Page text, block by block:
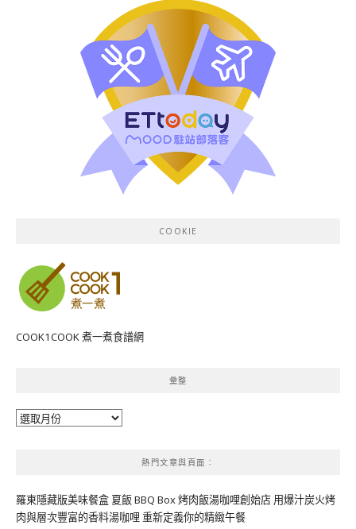
COOKIE
COOK1COOK 煮一煮食譜網
彙整
彙
熱門文章與頁面︰
羅東隱藏版美味餐盒 夏飯 BBQ Box 烤肉飯湯咖哩創始店 用爆汁炭火烤
肉與層次豐富的香料湯咖哩 重新定義你的精緻午餐